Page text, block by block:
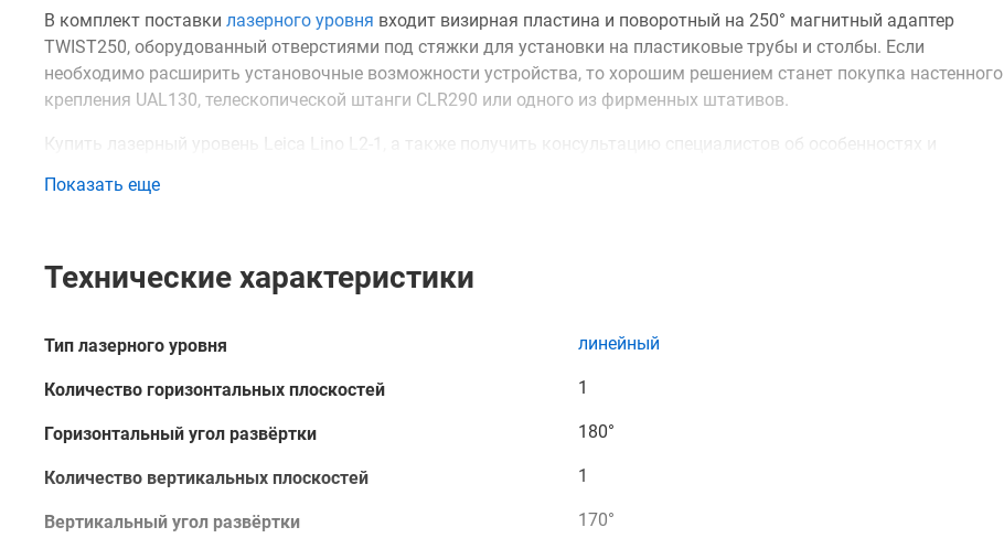
В комплект поставки лазерного уровня входит визирная пластина и поворотный на 250° магнитный адаптер
TWIST250, оборудованный отверстиями под стяжки для установки на пластиковые трубы и столбы. Если
необходимо расширить установочные возможности устройства, то хорошим решением станет покупка настенного
крепления UAL130, телескопической штанги CLR290 или одного из фирменных штативов.
Купить лазерный уровень Leica Lino L2-1, а также получить консультацию специалистов об особенностях и
непосредственно через сайт – с помощью формы обратной связи или воспользовавшись чатом с онлайн-
Показать еще
Технические характеристики
Тип лазерного уровня линейный
Количество горизонтальных плоскостей 1
Горизонтальный угол развёртки 180°
Количество вертикальных плоскостей 1
Вертикальный угол развёртки 170°